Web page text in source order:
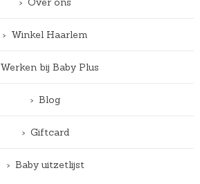
Winkel Haarlem
Werken bij Baby Plus
Blog
Giftcard
Baby uitzetlijst